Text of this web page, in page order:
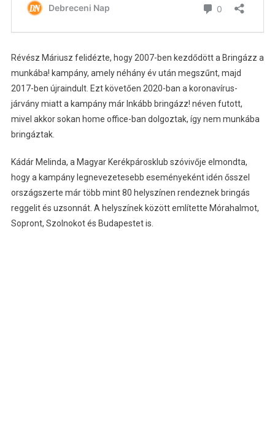
Révész Máriusz felidézte, hogy 2007-ben kezdődött a Bringázz a
munkába! kampány, amely néhány év után megszűnt, majd
2017-ben újraindult. Ezt követően 2020-ban a koronavírus-
járvány miatt a kampány már Inkább bringázz! néven futott,
mivel akkor sokan home office-ban dolgoztak, így nem munkába
bringáztak.
Kádár Melinda, a Magyar Kerékpárosklub szóvivője elmondta,
hogy a kampány legnevezetesebb eseményeként idén ősszel
országszerte már több mint 80 helyszínen rendeznek bringás
reggelit és uzsonnát. A helyszínek között említette Mórahalmot,
Sopront, Szolnokot és Budapestet is.